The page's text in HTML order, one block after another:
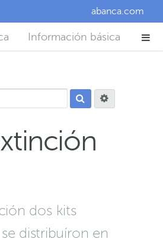
abanca.com
Información básica
dos kits
distribuíron en